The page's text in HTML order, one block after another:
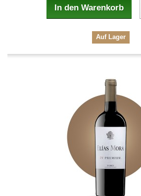
In den Warenkorb
Auf Lager